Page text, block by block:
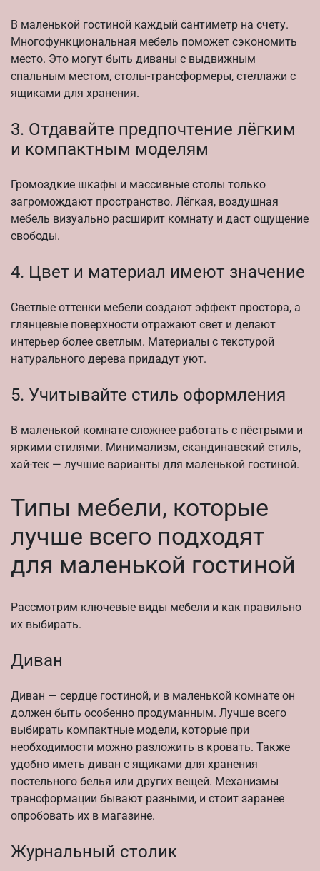
В маленькой гостиной каждый сантиметр на счету.
Многофункциональная мебель поможет сэкономить
место. Это могут быть диваны с выдвижным
спальным местом, столы-трансформеры, стеллажи с
ящиками для хранения.
3. Отдавайте предпочтение лёгким
и компактным моделям
Громоздкие шкафы и массивные столы только
загромождают пространство. Лёгкая, воздушная
мебель визуально расширит комнату и даст ощущение
свободы.
4. Цвет и материал имеют значение
Светлые оттенки мебели создают эффект простора, а
глянцевые поверхности отражают свет и делают
интерьер более светлым. Материалы с текстурой
натурального дерева придадут уют.
5. Учитывайте стиль оформления
В маленькой комнате сложнее работать с пёстрыми и
яркими стилями. Минимализм, скандинавский стиль,
хай-тек — лучшие варианты для маленькой гостиной.
Типы мебели, которые
лучше всего подходят
для маленькой гостиной
Рассмотрим ключевые виды мебели и как правильно
их выбирать.
Диван
Диван — сердце гостиной, и в маленькой комнате он
должен быть особенно продуманным. Лучше всего
выбирать компактные модели, которые при
необходимости можно разложить в кровать. Также
удобно иметь диван с ящиками для хранения
постельного белья или других вещей. Механизмы
трансформации бывают разными, и стоит заранее
опробовать их в магазине.
Журнальный столик